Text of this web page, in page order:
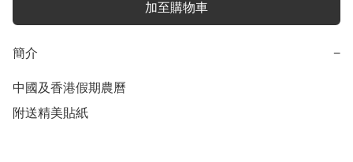
加至購物車
簡介 −
中國及香港假期農曆
附送精美貼紙